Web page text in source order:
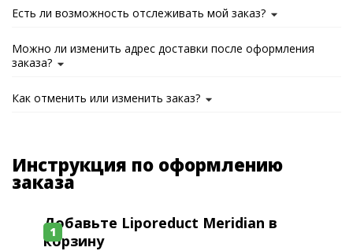
Есть ли возможность отслеживать мой заказ?
Можно ли изменить адрес доставки после оформления
заказа?
Как отменить или изменить заказ?
Инструкция по оформлению
заказа
Добавьте Liporeduct Meridian в
корзину